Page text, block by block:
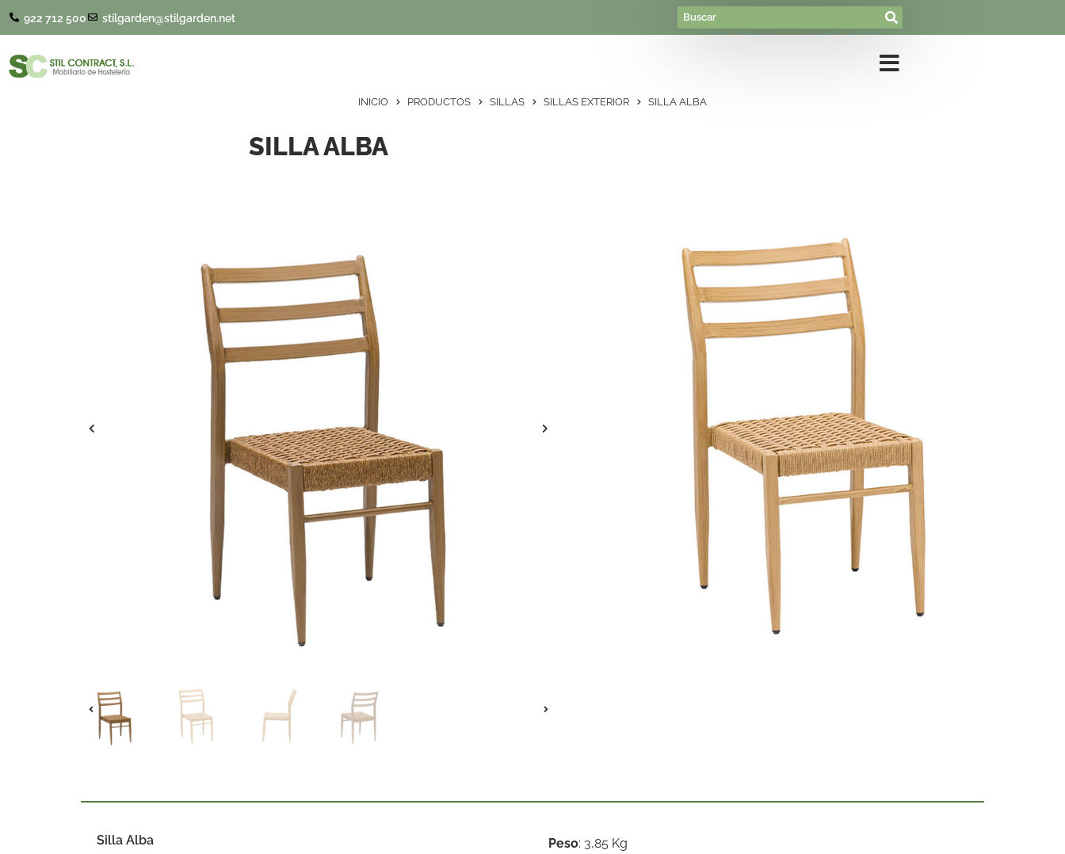
922 712 500 stilgarden@stilgarden.net
INICIO PRODUCTOS SILLAS SILLAS EXTERIOR SILLA ALBA
SILLA ALBA
Silla Alba
Peso: 3,85 Kg